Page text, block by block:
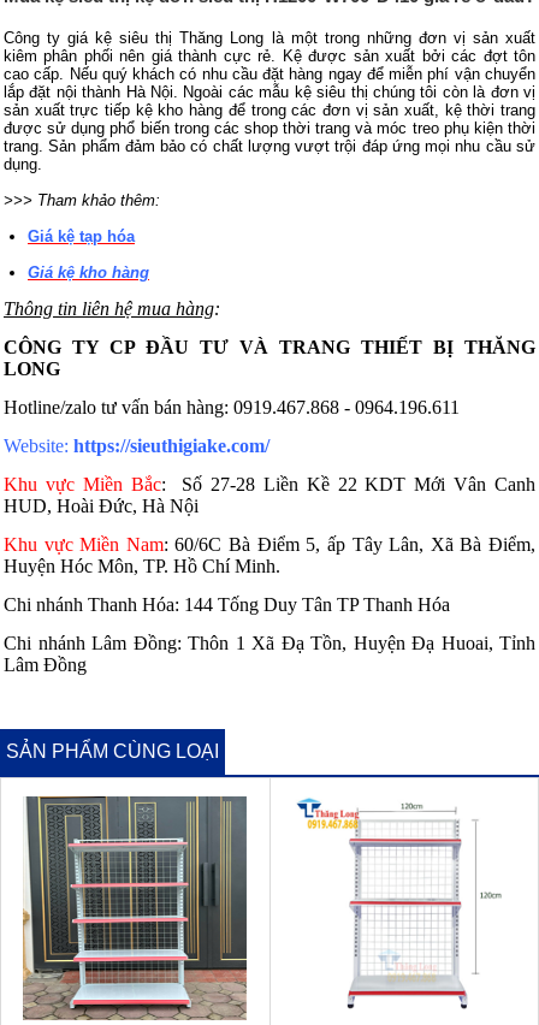
Công ty giá kệ siêu thị Thăng Long là một trong những đơn vị sản xuất
kiêm phân phối nên giá thành cực rẻ. Kệ được sản xuất bởi các đợt tôn
cao cấp. Nếu quý khách có nhu cầu đặt hàng ngay để miễn phí vận chuyển
lắp đặt nội thành Hà Nội. Ngoài các mẫu kệ siêu thị chúng tôi còn là đơn vị
sản xuất trực tiếp kệ kho hàng để trong các đơn vị sản xuất, kệ thời trang
được sử dụng phổ biến trong các shop thời trang và móc treo phụ kiện thời
trang. Sản phẩm đảm bảo có chất lượng vượt trội đáp ứng mọi nhu cầu sử
dụng.
>>> Tham khảo thêm:
Giá kệ tạp hóa
Giá kệ kho hàng
Thông tin liên hệ mua hàng:
CÔNG TY CP ĐẦU TƯ VÀ TRANG THIẾT BỊ THĂNG
LONG
Hotline/zalo tư vấn bán hàng: 0919.467.868 - 0964.196.611
Website: https://sieuthigiake.com/
Khu vực Miền Bắc:
Số 27-28 Liền Kề 22 KDT Mới Vân Canh
HUD, Hoài Đức, Hà Nội
Khu vực Miền Nam:60/6C Bà Điểm 5, ấp Tây Lân, Xã Bà Điểm,
Huyện Hóc Môn, TP. Hồ Chí Minh.
Chi nhánh Thanh Hóa: 144 Tống Duy Tân TP Thanh Hóa
Chi nhánh Lâm Đồng: Thôn 1 Xã Đạ Tồn, Huyện Đạ Huoai, Tỉnh
Lâm Đồng
SẢN PHẨM CÙNG LOẠI